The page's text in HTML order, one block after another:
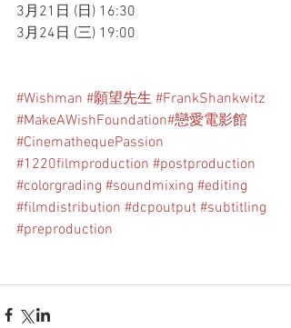
3月21日 (日) 16:30
3月24日 (三) 19:00
#Wishman #願望先生 #FrankShankwitz
#MakeAWishFoundation#戀愛電影館
#CinemathequePassion
#1220filmproduction #postproduction
#colorgrading #soundmixing #editing
#filmdistribution #dcpoutput #subtitling
#preproduction